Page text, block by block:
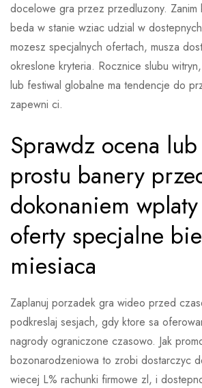
docelowe gra przez przedluzony. Zanim
beda w stanie wziac udzial w
mozesz specjalnych ofertach, musza
okreslone kryteria. Rocznice slubu
lub festiwal globalne ma tendencje do
zapewni ci.
Sprawdz ocena
prostu banery
dokonaniem
oferty specjalne
miesiaca
Zaplanuj porzadek gra wideo przed
podkreslaj sesjach, gdy ktore sa
nagrody ograniczone czasowo. Jak
bozonarodzeniowa to zrobi dostarczyc
wiecej L% rachunki firmowe zl, i